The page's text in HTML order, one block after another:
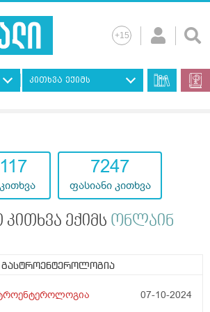
კითხვა ექიმს
7247
ფასიანი კითხვა
ექიმს ონლაინ
07-10-2024